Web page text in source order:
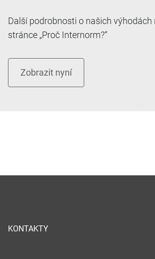
Další podrobnosti o našich výhodách
stránce „Proč Internorm?“
KONTAKTY